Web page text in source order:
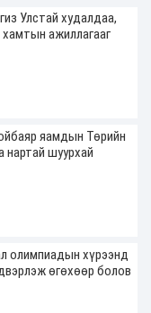
Улстай худалдаа,
хамтын ажиллагааг
яамдын Төрийн
нартай шуурхай
олимпиадын хүрээнд
өгөхөөр болов